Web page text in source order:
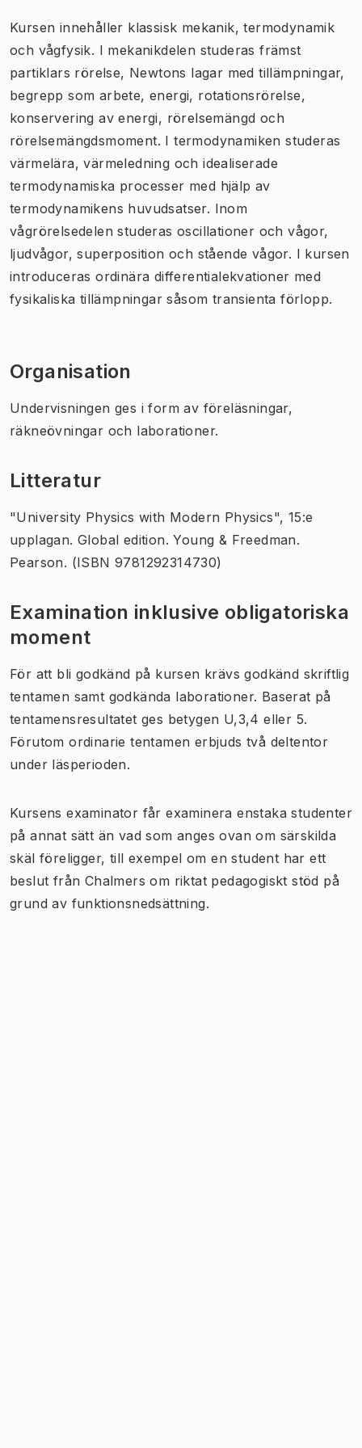
Kursen innehåller klassisk mekanik, termodynamik
och vågfysik. I mekanikdelen studeras främst
partiklars rörelse, Newtons lagar med tillämpningar,
begrepp som arbete, energi, rotationsrörelse,
konservering av energi, rörelsemängd och
rörelsemängdsmoment. I termodynamiken studeras
värmelära, värmeledning och idealiserade
termodynamiska processer med hjälp av
termodynamikens huvudsatser. Inom
vågrörelsedelen studeras oscillationer och vågor,
ljudvågor, superposition och stående vågor. I kursen
introduceras ordinära differentialekvationer med
fysikaliska tillämpningar såsom transienta förlopp.
Organisation
Undervisningen ges i form av föreläsningar,
räkneövningar och laborationer.
Litteratur
"University Physics with Modern Physics", 15:e
upplagan. Global edition. Young & Freedman.
Pearson. (ISBN 9781292314730)
Examination inklusive obligatoriska
moment
För att bli godkänd på kursen krävs godkänd skriftlig
tentamen samt godkända laborationer. Baserat på
tentamensresultatet ges betygen U,3,4 eller 5.
Förutom ordinarie tentamen erbjuds två deltentor
under läsperioden.
Kursens examinator får examinera enstaka studenter
på annat sätt än vad som anges ovan om särskilda
skäl föreligger, till exempel om en student har ett
beslut från Chalmers om riktat pedagogiskt stöd på
grund av funktionsnedsättning.